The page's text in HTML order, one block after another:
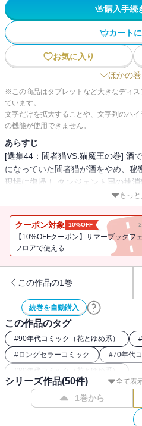
購入手続
カート
お気に入り
ほかの
※この商品はタブレットなど大きなディ
ています。
文字だけを拡大することや、文字列のハ
の機能が使用できません。
あらすじ
[選集44：間者猫VS.猫魔王の巻] 酒
になっていた間者猫が酒をやめ、
現場に復帰！ タンジェント国の抹
との情報をキャッチして、パタリロ
もっ
クーポン対象 10%OFF
【10%OFFクーポン】サマーブックフ
フロアで使える
この作品の1巻
続巻を自動購入
この作品のタグ
#90年代コミック（花とゆめ系） #
#ロングセラーコミック #70年代
#80年代コミック（花とゆめ系）
全て表
シリーズ作品(50件)
1巻から